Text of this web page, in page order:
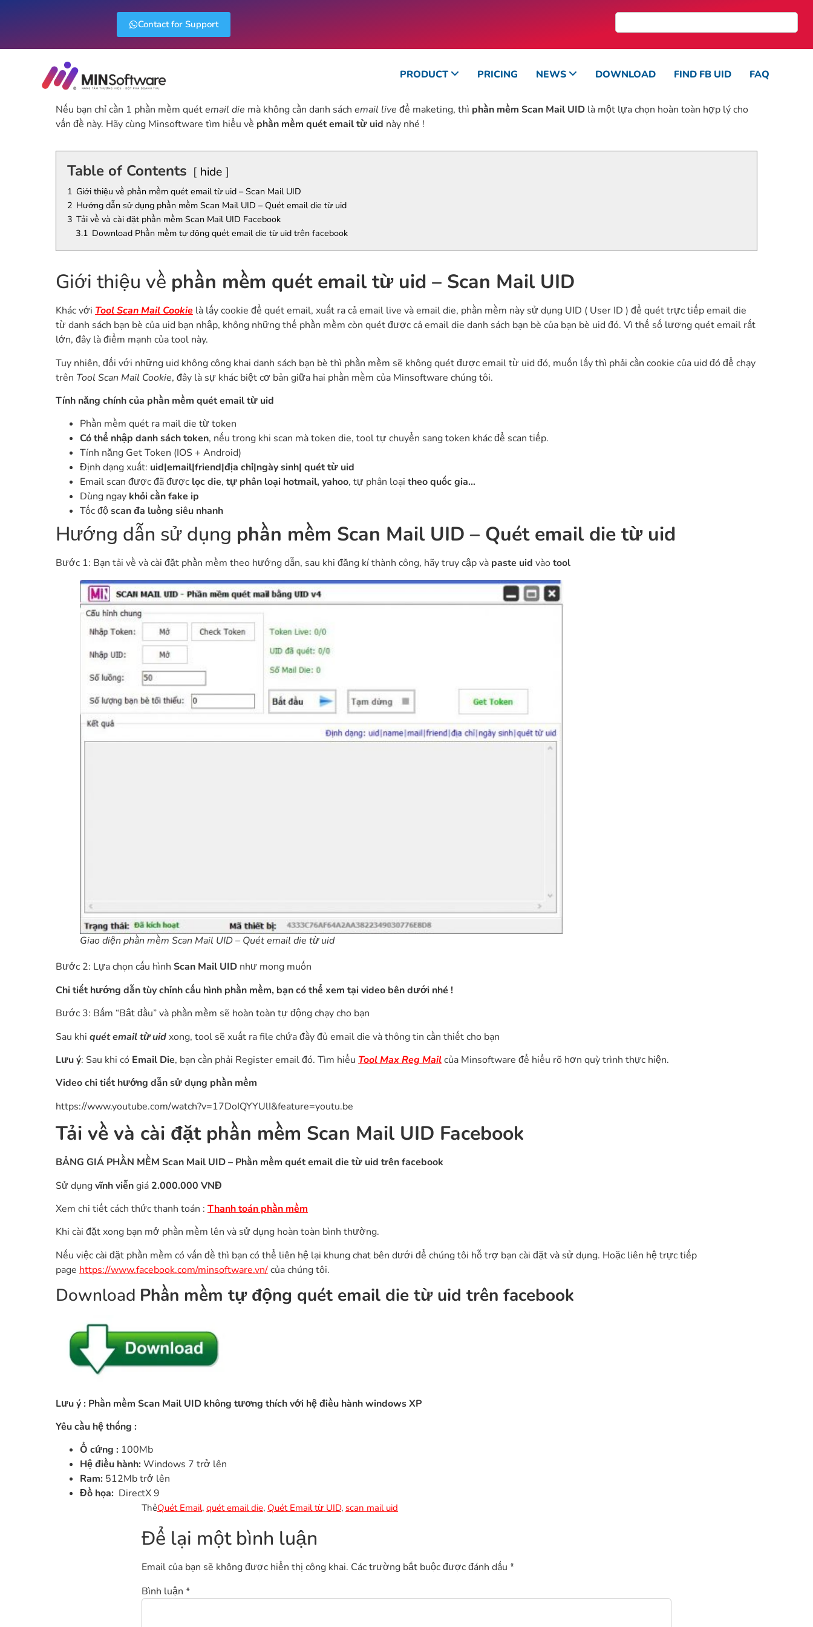
Contact for Support
PRODUCT PRICING NEWS DOWNLOAD FIND FB UID FAQ
Nếu bạn chỉ cần 1 phần mềm quétemail die mà không cần danh sách email live để maketing, thì phần mềm Scan Mail UID là một lựa chọn hoàn toàn hợp lý cho
vấn đề này. Hãy cùng Minsoftware tìm hiểu về phần mềm quét email từ uid này nhé !
Table of Contents hide
1 Giới thiệu về phần mềm quét email từ uid – Scan Mail UID
2 Hướng dẫn sử dụng phần mềm Scan Mail UID – Quét email die từ uid
3 Tải về và cài đặt phần mềm Scan Mail UID Facebook
3.1 Download Phần mềm tự động quét email die từ uid trên facebook
Giới thiệu về phần mềm quét email từ uid – Scan Mail UID
Khác với Tool Scan Mail Cookie là lấy cookie để quét email, xuất ra cả email live và email die, phần mềm này sử dụng UID ( User ID ) để quét trực tiếp email die
từ danh sách bạn bè của uid bạn nhập, không những thế phần mềm còn quét được cả email die danh sách bạn bè của bạn bè uid đó. Vì thế số lượng quét email rất
lớn, đây là điểm mạnh của tool này.
Tuy nhiên, đối với những uid không công khai danh sách bạn bè thì phần mềm sẽ không quét được email từ uid đó, muốn lấy thì phải cần cookie của uid đó để chạy
trên Tool Scan Mail Cookie, đây là sự khác biệt cơ bản giữa hai phần mềm của Minsoftware chúng tôi.
Tính năng chính của phần mềm quét email từ uid
Phần mềm quét ra mail die từ token
Có thể nhập danh sách token, nếu trong khi scan mà token die, tool tự chuyển sang token khác để scan tiếp.
Tính năng Get Token (IOS + Android)
Định dạng xuất: uid|email|friend|địa chỉ|ngày sinh| quét từ uid
Email scan được đã được lọc die, tự phân loại hotmail, yahoo, tự phân loại theo quốc gia…
Dùng ngay khỏi cần fake ip
Tốc độscan đa luồng siêu nhanh
Hướng dẫn sử dụng phần mềm Scan Mail UID – Quét email die từ uid
Bước 1: Bạn tải về và cài đặt phần mềm theo hướng dẫn, sau khi đăng kí thành công, hãy truy cập và paste uid vàotool
Giao diện phần mềm Scan Mail UID – Quét email die từ uid
Bước 2: Lựa chọn cấu hình Scan Mail UID như mong muốn
Chi tiết hướng dẫn tùy chỉnh cấu hình phần mềm, bạn có thể xem tại video bên dưới nhé !
Bước 3: Bấm “Bắt đầu” và phần mềm sẽ hoàn toàn tự động chạy cho bạn
Sau khi quét email từ uidxong, tool sẽ xuất ra file chứa đầy đủ email die và thông tin cần thiết cho bạn
Lưu ý: Sau khi có Email Die, bạn cần phải Register email đó. Tìm hiểu Tool Max Reg Mailcủa Minsoftware để hiểu rõ hơn quỳ trình thực hiện.
Video chi tiết hướng dẫn sử dụng phần mềm
https://www.youtube.com/watch?v=17DoIQYYUlI&feature=youtu.be
Tải về và cài đặt phần mềm Scan Mail UID Facebook
BẢNG GIÁ PHẦN MỀM Scan Mail UID– Phần mềm quét email die từ uid trên facebook
Sử dụngvĩnh viễngiá 2.000.000 VNĐ
Xem chi tiết cách thức thanh toán : Thanh toán phần mềm
Khi cài đặt xong bạn mở phần mềm lên và sử dụng hoàn toàn bình thường.
Nếu việc cài đặt phần mềm có vấn đề thì bạn có thể liên hệ lại khung chat bên dưới để chúng tôi hỗ trợ bạn cài đặt và sử dụng. Hoặc liên hệ trực tiếp
page https://www.facebook.com/minsoftware.vn/của chúng tôi.
Download Phần mềm tự động quét email die từ uid trên facebook
Lưu ý : Phần mềm Scan Mail UID không tương thích với hệ điều hành windows XP
Yêu cầu hệ thống :
Ổ cứng : 100Mb
Hệ điều hành:Windows 7 trở lên
Ram: 512Mb trở lên
Đồ họa: DirectX 9
ThẻQuét Email, quét email die, Quét Email từ UID, scan mail uid
Để lại một bình luận
Email của bạn sẽ không được hiển thị công khai. Các trường bắt buộc được đánh dấu *
Bình luận *